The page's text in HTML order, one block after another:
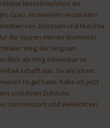
kleine Nieseltröpfchen die
Grau. An meinem versteckten
von Zistrosen und Macchia
die Spuren meines Brummelis
Weg, der langsam
Blick als Weg erkennbar ist.
schafft das. So wie ich im
Hügel hatte, habe ich jetzt
Lockdown Zuhause.
zum Horizont und vielleicht ein